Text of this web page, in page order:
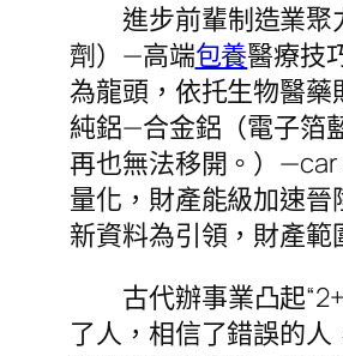
進步前輩制造業
劑）—高端包養醫療技
為龍頭，依托生物醫
純鋁—合金鋁（電子箔
再也無法移開。）—car
量化，財產能級加速
新資料為引領，財產
古代辦事業凸起
了人，相信了錯誤的